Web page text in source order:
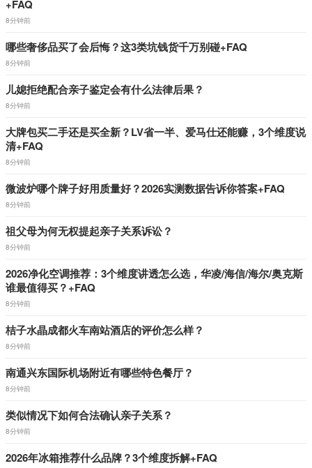
+FAQ
8分钟前
哪些奢侈品买了会后悔？这3类坑钱货千万别碰+FAQ
8分钟前
儿媳拒绝配合亲子鉴定会有什么法律后果？
8分钟前
大牌包买二手还是买全新？LV省一半、爱马仕还能赚，3个维度说
清+FAQ
8分钟前
微波炉哪个牌子好用质量好？2026实测数据告诉你答案+FAQ
8分钟前
祖父母为何无权提起亲子关系诉讼？
8分钟前
2026净化空调推荐：3个维度讲透怎么选，华凌/海信/海尔/奥克斯
谁最值得买？+FAQ
8分钟前
桔子水晶成都火车南站酒店的评价怎么样？
8分钟前
南通兴东国际机场附近有哪些特色餐厅？
8分钟前
类似情况下如何合法确认亲子关系？
8分钟前
2026年冰箱推荐什么品牌？3个维度拆解+FAQ